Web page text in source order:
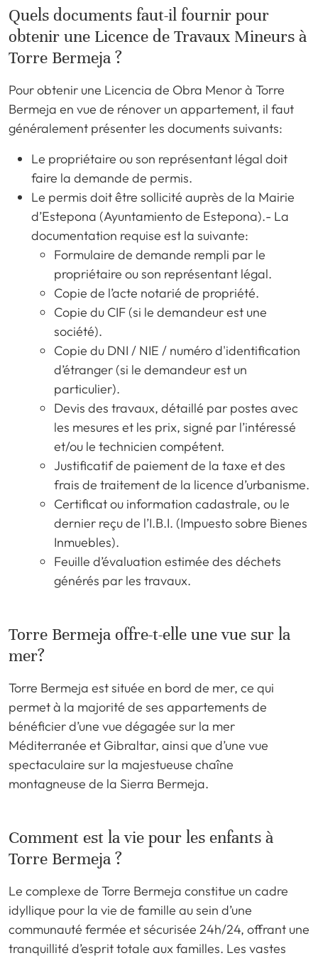
Quels documents faut-il fournir pour
obtenir une Licence de Travaux Mineurs à
Torre Bermeja ?
Pour obtenir une Licencia de Obra Menor à Torre
Bermeja en vue de rénover un appartement, il faut
généralement présenter les documents suivants:
Le propriétaire ou son représentant légal doit
faire la demande de permis.
Le permis doit être sollicité auprès de la Mairie
d’Estepona (Ayuntamiento de Estepona).- La
documentation requise est la suivante:
Formulaire de demande rempli par le
propriétaire ou son représentant légal.
Copie de l’acte notarié de propriété.
Copie du CIF (si le demandeur est une
société).
Copie du DNI / NIE / numéro d'identification
d’étranger (si le demandeur est un
particulier).
Devis des travaux, détaillé par postes avec
les mesures et les prix, signé par l’intéressé
et/ou le technicien compétent.
Justificatif de paiement de la taxe et des
frais de traitement de la licence d’urbanisme.
Certificat ou information cadastrale, ou le
dernier reçu de l’I.B.I. (Impuesto sobre Bienes
Inmuebles).
Feuille d’évaluation estimée des déchets
générés par les travaux.
Torre Bermeja offre-t-elle une vue sur la
mer?
Torre Bermeja est située en bord de mer, ce qui
permet à la majorité de ses appartements de
bénéficier d’une vue dégagée sur la mer
Méditerranée et Gibraltar, ainsi que d’une vue
spectaculaire sur la majestueuse chaîne
montagneuse de la Sierra Bermeja.
Comment est la vie pour les enfants à
Torre Bermeja ?
Le complexe de Torre Bermeja constitue un cadre
idyllique pour la vie de famille au sein d’une
communauté fermée et sécurisée 24h/24, offrant une
tranquillité d’esprit totale aux familles. Les vastes